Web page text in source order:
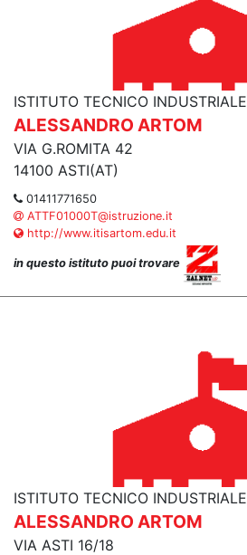
ISTITUTO TECNICO INDUSTRIALE
ALESSANDRO ARTOM
VIA G.ROMITA 42
14100 ASTI(AT)
01411771650
ATTF01000T@istruzione.it
http://www.itisartom.edu.it
in questo istituto puoi trovare
ISTITUTO TECNICO INDUSTRIALE
ALESSANDRO ARTOM
VIA ASTI 16/18